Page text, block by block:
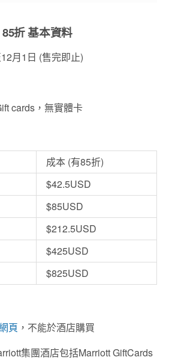
折 基本資料
月1日 (售完即止)
cards，無實體卡
成本 (有85折)
$42.5USD
$85USD
$212.5USD
$425USD
$825USD
頁 ，不能於酒店購買
集團酒店包括Marriott GiftCards